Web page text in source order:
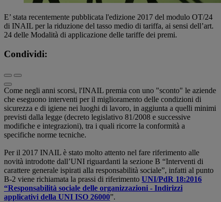
E’ stata recentemente pubblicata l'edizione 2017 del modulo OT/24
di INAIL per la riduzione del tasso medio di tariffa, ai sensi dell’art.
24 delle Modalità di applicazione delle tariffe dei premi.
Condividi:
Come negli anni scorsi, l'INAIL premia con uno "sconto" le aziende
che eseguono interventi per il miglioramento delle condizioni di
sicurezza e di igiene nei luoghi di lavoro, in aggiunta a quelli minimi
previsti dalla legge (decreto legislativo 81/2008 e successive
modifiche e integrazioni), tra i quali ricorre la conformità a
specifiche norme tecniche.
Per il 2017 INAIL è stato molto attento nel fare riferimento alle
novità introdotte dall’UNI riguardanti la sezione B “Interventi di
carattere generale ispirati alla responsabilità sociale”, infatti al punto
B-2 viene richiamata la prassi di riferimento UNI/PdR 18:2016
“Responsabilità sociale delle organizzazioni - Indirizzi
applicativi della UNI ISO 26000”.